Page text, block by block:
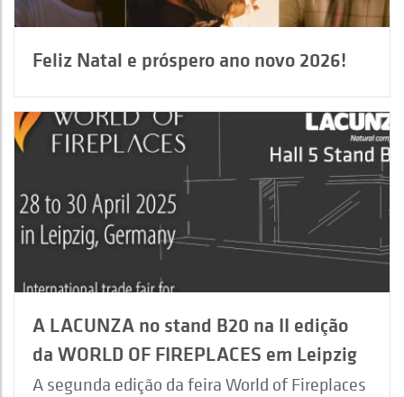
Feliz Natal e próspero ano novo 2026!
A LACUNZA no stand B20 na II edição
da WORLD OF FIREPLACES em Leipzig
A segunda edição da feira World of Fireplaces